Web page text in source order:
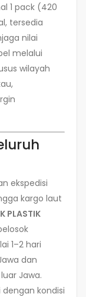
1 pack (420
tersedia
nilai
melalui
wilayah
ekspedisi
kargo laut
PLASTIK
1–2 hari
dan
Jawa.
kondisi